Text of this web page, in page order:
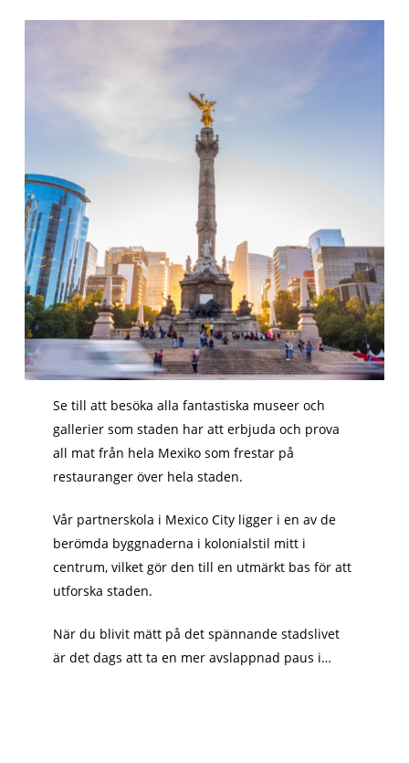
Se till att besöka alla fantastiska museer och
gallerier som staden har att erbjuda och prova
all mat från hela Mexiko som frestar på
restauranger över hela staden.
Vår partnerskola i Mexico City ligger i en av de
berömda byggnaderna i kolonialstil mitt i
centrum, vilket gör den till en utmärkt bas för att
utforska staden.
När du blivit mätt på det spännande stadslivet
är det dags att ta en mer avslappnad paus i…